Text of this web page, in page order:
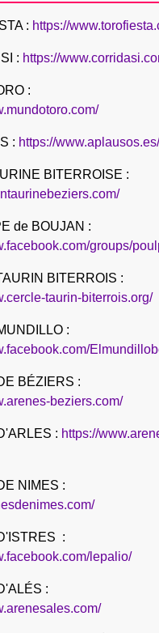
: https://
: https://
:
: https://www.aplausos.es/
BITERROISE :
de BOUJAN :
groups/
BITERROIS :
taurin-biterrois.org/
:
BÉZIERS :
beziers.com/
: https://
NIMES :
:
lepalio/
: